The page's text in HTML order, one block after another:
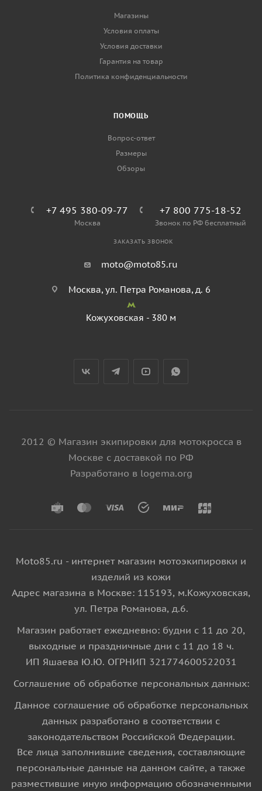
Магазины
Условия оплаты
Условия доставки
Гарантия на товар
Политика конфиденциальности
ПОМОЩЬ
Вопрос-ответ
Размеры
Обзоры
+7 495 380-09-77
Москва
+7 800 775-18-52
Звонок по РФ бесплатный
ЗАКАЗАТЬ ЗВОНОК
moto@moto85.ru
Москва, ул. Петра Романова, д. 6
Кожуховская - 380 м
2012 © Магазин экипировки для мотокросса в
Москве с доставкой по РФ
Разработано в logema.org
Moto85.ru - интернет магазин мотоэкипировки и
изделий из кожи
Адрес магазина в Москве: 115193, м.Кожуховская,
ул. Петра Романова, д.6.
Магазин работает ежедневно: будни с 11 до 20,
выходные и праздничные дни с 11 до 18 ч.
ИП Яшаева Ю.Ю. ОГРНИП 321774600522031
Соглашение об обработке персональных данных:
Данное соглашение об обработке персональных
данных разработано в соответствии с
законодательством Российской Федерации.
Все лица заполнившие сведения, составляющие
персональные данные на данном сайте, а также
разместившие иную информацию обозначенными